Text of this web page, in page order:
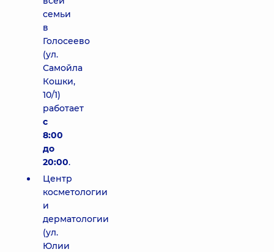
семьи
в
Голосеево
(ул.
Самойла
Кошки,
10/1)
работает
с
8:00
до
20:00.
Центр
косметологии
и
дерматологии
(ул.
Юлии